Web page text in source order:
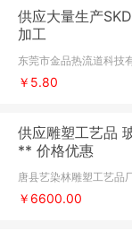
供应大量生产
加工
东莞市金品热流道科技
￥5.80
供应雕塑工艺品
** 价格优惠
唐县艺染林雕塑工艺品
￥6600.00